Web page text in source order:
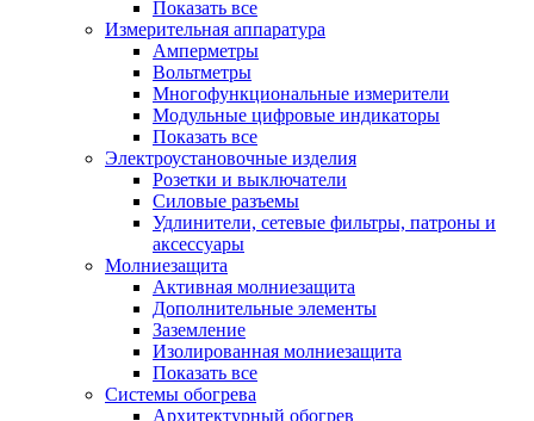
Показать все
Измерительная аппаратура
Амперметры
Вольтметры
Многофункциональные измерители
Модульные цифровые индикаторы
Показать все
Электроустановочные изделия
Розетки и выключатели
Силовые разъемы
Удлинители, сетевые фильтры, патроны и
аксессуары
Молниезащита
Активная молниезащита
Дополнительные элементы
Заземление
Изолированная молниезащита
Показать все
Системы обогрева
Архитектурный обогрев